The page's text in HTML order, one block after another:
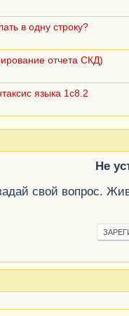
в одну строку?
отчета СКД)
языка 1с8.2
Не
свой вопрос.